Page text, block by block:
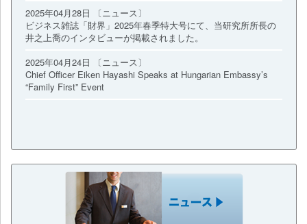
2025年04月28日 〔ニュース〕
ビジネス雑誌「財界」2025年春季特大号にて、当研究所所長の
井之上喬のインタビューが掲載されました。
2025年04月24日 〔ニュース〕
Chief Officer Eiken Hayashi Speaks at Hungarian Embassy’s
“Family First” Event